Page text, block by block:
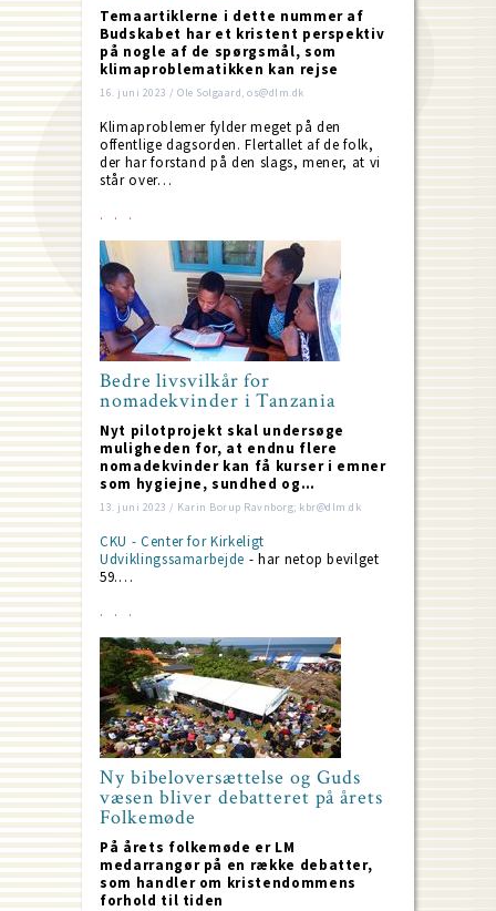
Temaartiklerne i dette nummer af
Budskabet har et kristent perspektiv
på nogle af de spørgsmål, som
klimaproblematikken kan rejse
16. juni 2023 / Ole Solgaard, os@dlm.dk
Klimaproblemer fylder meget på den
offentlige dagsorden. Flertallet af de folk,
der har forstand på den slags, mener, at vi
står over…
Bedre livsvilkår for
nomadekvinder i Tanzania
Nyt pilotprojekt skal undersøge
muligheden for, at endnu flere
nomadekvinder kan få kurser i emner
som hygiejne, sundhed og…
13. juni 2023 / Karin Borup Ravnborg; kbr@dlm.dk
CKU - Center for Kirkeligt
Udviklingssamarbejde - har netop bevilget
59.…
Ny bibeloversættelse og Guds
væsen bliver debatteret på årets
Folkemøde
På årets folkemøde er LM
medarrangør på en række debatter,
som handler om kristendommens
forhold til tiden